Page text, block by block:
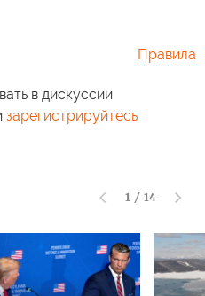
Правила
в дискуссии
зарегистрируйтесь
1 / 14